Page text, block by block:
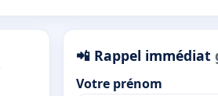
📲 Rappel immédiat
Votre prénom